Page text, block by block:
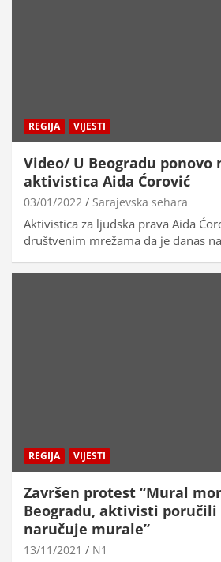
REGIJA VIJESTI
Video/ U Beogradu ponovo
aktivistica Aida Ćorović
03/01/2022 Sarajevska sehara
Aktivistica za ljudska prava Aida
društvenim mrežama da je danas
REGIJA VIJESTI
Završen protest “Mural
Beogradu, aktivisti poručili
naručuje murale”
13/11/2021 N1